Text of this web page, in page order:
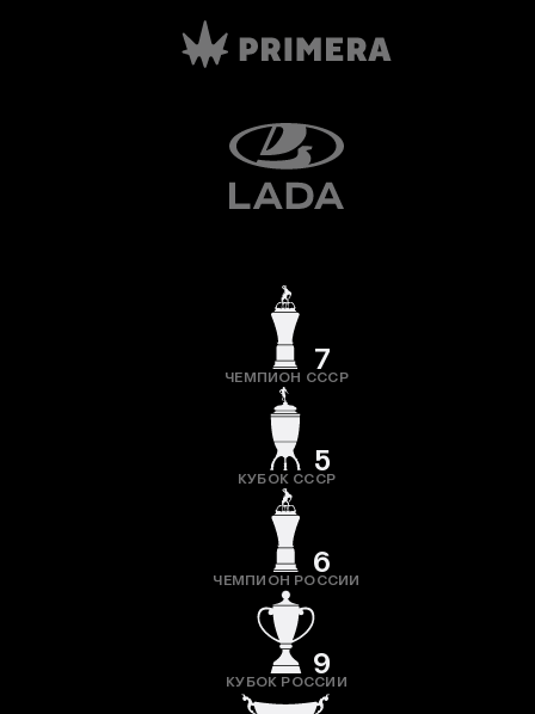
7
ЧЕМПИОН СССР
5
КУБОК СССР
6
ЧЕМПИОН РОССИИ
9
КУБОК РОССИИ